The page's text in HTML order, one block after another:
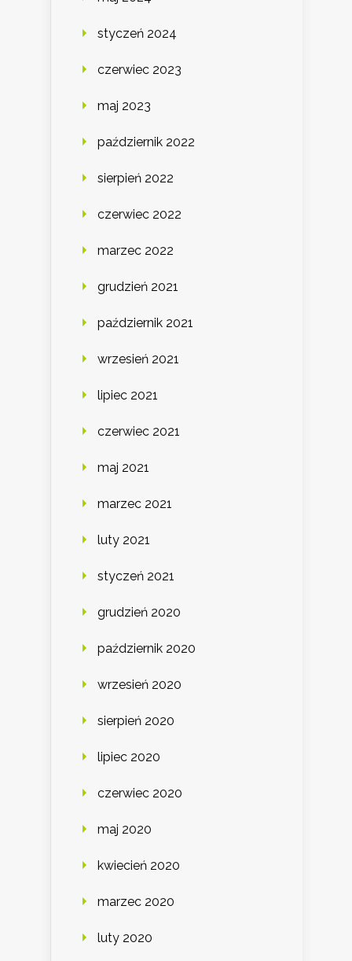
styczeń 2024
czerwiec 2023
maj 2023
październik 2022
sierpień 2022
czerwiec 2022
marzec 2022
grudzień 2021
październik 2021
wrzesień 2021
lipiec 2021
czerwiec 2021
maj 2021
marzec 2021
luty 2021
styczeń 2021
grudzień 2020
październik 2020
wrzesień 2020
sierpień 2020
lipiec 2020
czerwiec 2020
maj 2020
kwiecień 2020
marzec 2020
luty 2020